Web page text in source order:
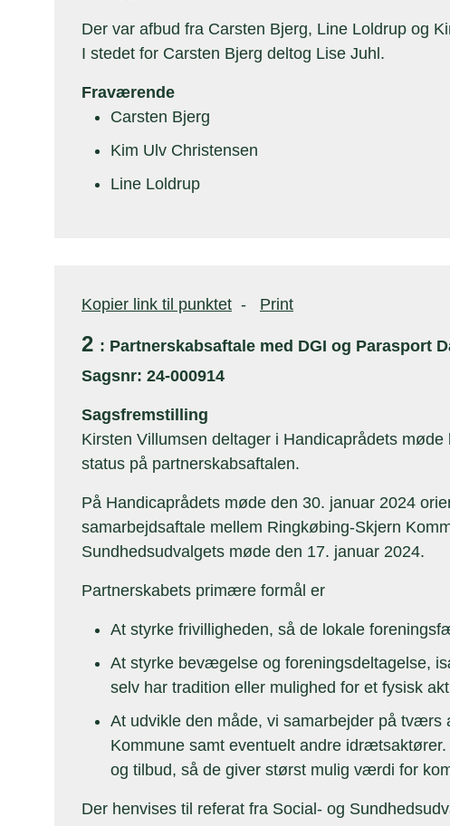
Der var afbud fra Carsten Bjerg, Line Loldrup og
I stedet for Carsten Bjerg deltog Lise Juhl.
Fraværende
Carsten Bjerg
Kim Ulv Christensen
Line Loldrup
Kopier link til punktet - Print
2 : Partnerskabsaftale med DGI og Parasport
Sagsnr: 24-000914
Sagsfremstilling
Kirsten Villumsen deltager i Handicaprådets
status på partnerskabsaftalen.
På Handicaprådets møde den 30. januar 2024
samarbejdsaftale mellem Ringkøbing-Skjern
Sundhedsudvalgets møde den 17. januar 2024.
Partnerskabets primære formål er
At styrke frivilligheden, så de lokale
At styrke bevægelse og foreningsdeltagelse,
selv har tradition eller mulighed for et fysisk
At udvikle den måde, vi samarbejder på tværs
Kommune samt eventuelt andre
og tilbud, så de giver størst mulig værdi for
Der henvises til referat fra Social- og